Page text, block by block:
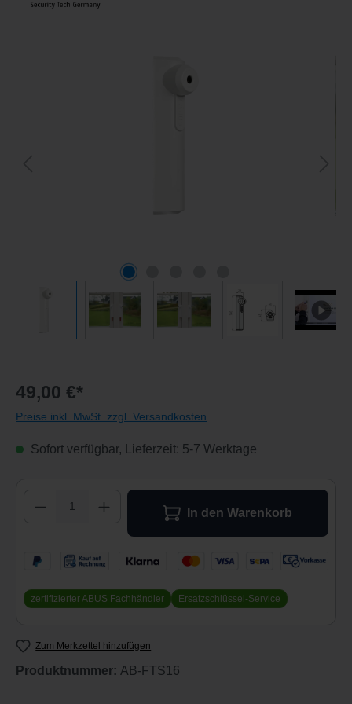
49,00 €*
Preise inkl. MwSt. zzgl. Versandkosten
Sofort verfügbar, Lieferzeit: 5-7 Werktage
Produkt Anzahl: Gib den gewünschten
In den Warenkorb
zertifizierter ABUS Fachhändler Ersatzschlüssel-Service
Zum Merkzettel hinzufügen
Produktnummer: AB-FTS16